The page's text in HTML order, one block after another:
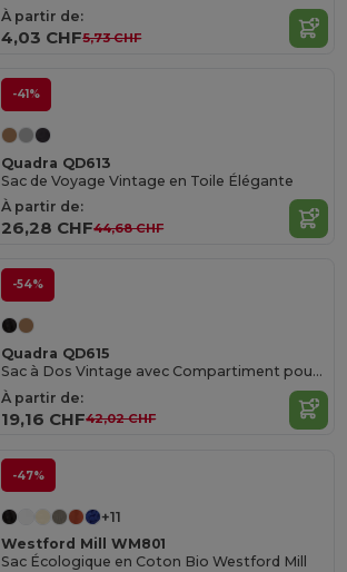
À partir de:
4,03 CHF5,73 CHF
-41%
Quadra QD613
Sac de Voyage Vintage en Toile Élégante
À partir de:
26,28 CHF44,68 CHF
-54%
Quadra QD615
Sac à Dos Vintage avec Compartiment pour Ordinateur
À partir de:
19,16 CHF42,02 CHF
-47%
+11
Westford Mill WM801
Sac Écologique en Coton Bio Westford Mill